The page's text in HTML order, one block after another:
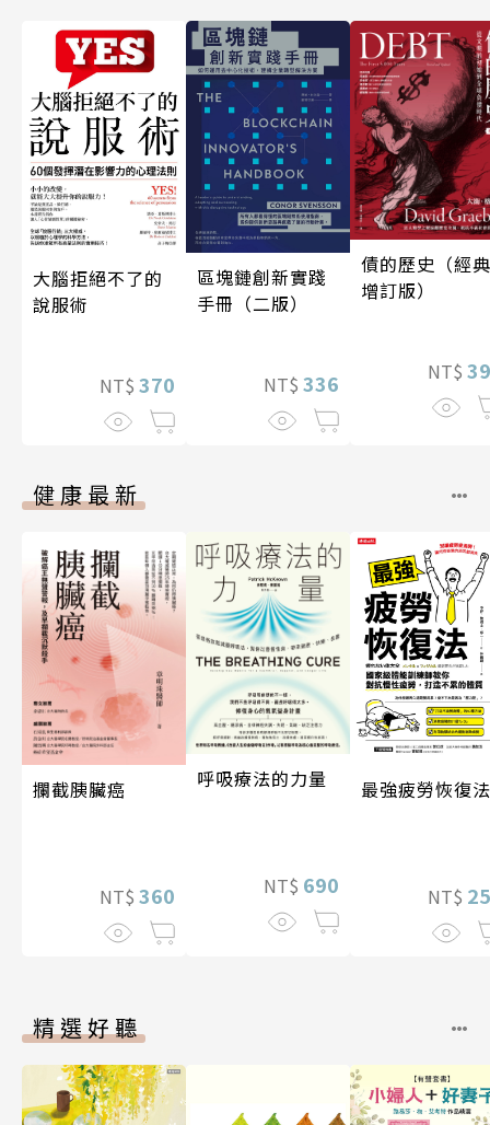
大腦拒絕不了的
說服術
NT$ 370
區塊鏈創新實踐
手冊（二版）
NT$ 336
債的歷史（經典
增訂版）
NT$
健康最新
攔截胰臟癌
NT$ 360
呼吸療法的力量
NT$ 690
最強疲勞恢復法
NT$
精選好聽